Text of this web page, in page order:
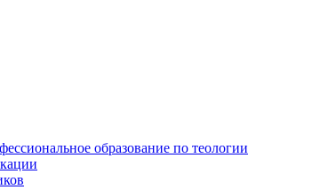
образование по теологии